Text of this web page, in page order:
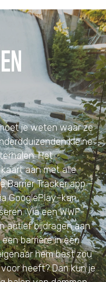
je weten waar ze
kleine
Het
aan met alle
Barrier Tracker app –
GooglePlay–kan
Via een WWF-
actief bijdragen aan
barrière in een
hem best zou
heeft? Dan kun je